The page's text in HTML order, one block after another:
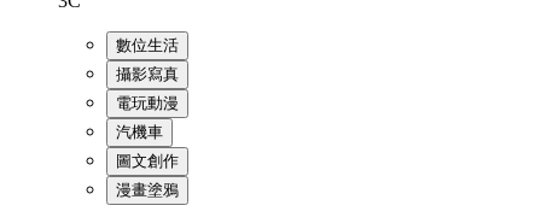
數位生活
攝影寫真
電玩動漫
汽機車
圖文創作
漫畫塗鴉